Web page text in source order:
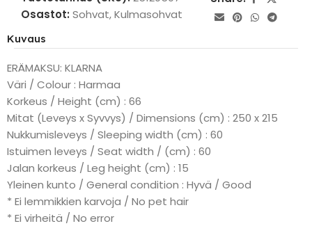
Osastot: Sohvat,Kulmasohvat
Kuvaus
ERÄMAKSU: KLARNA
Väri / Colour : Harmaa
Korkeus / Height (cm) : 66
Mitat (Leveys x Syvvys) / Dimensions (cm) : 250 x 215
Nukkumisleveys / Sleeping width (cm) : 60
Istuimen leveys / Seat width / (cm) : 60
Jalan korkeus / Leg height (cm) : 15
Yleinen kunto / General condition : Hyvä / Good
* Ei lemmikkien karvoja / No pet hair
* Ei virheitä / No error